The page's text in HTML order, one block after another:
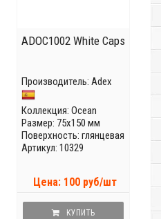
ADOC1002 White Caps
Производитель: Adex
Коллекция: Ocean
Размер: 75x150 мм
Поверхность: глянцевая
Артикул: 10329
Цена: 100 руб/шт
КУПИТЬ